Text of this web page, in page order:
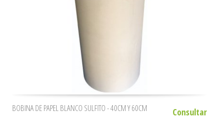
BOBINA DE PAPEL BLANCO SULFITO - 40CM Y 60CM Consultar